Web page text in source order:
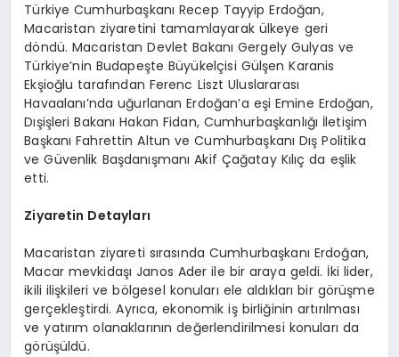
Türkiye Cumhurbaşkanı Recep Tayyip Erdoğan,
Macaristan ziyaretini tamamlayarak ülkeye geri
döndü. Macaristan Devlet Bakanı Gergely Gulyas ve
Türkiye’nin Budapeşte Büyükelçisi Gülşen Karanis
Ekşioğlu tarafından Ferenc Liszt Uluslararası
Havaalanı’nda uğurlanan Erdoğan’a eşi Emine Erdoğan,
Dışişleri Bakanı Hakan Fidan, Cumhurbaşkanlığı İletişim
Başkanı Fahrettin Altun ve Cumhurbaşkanı Dış Politika
ve Güvenlik Başdanışmanı Akif Çağatay Kılıç da eşlik
etti.
Ziyaretin Detayları
Macaristan ziyareti sırasında Cumhurbaşkanı Erdoğan,
Macar mevkidaşı Janos Ader ile bir araya geldi. İki lider,
ikili ilişkileri ve bölgesel konuları ele aldıkları bir görüşme
gerçekleştirdi. Ayrıca, ekonomik iş birliğinin artırılması
ve yatırım olanaklarının değerlendirilmesi konuları da
görüşüldü.